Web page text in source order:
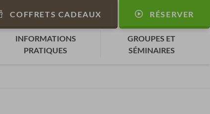
COFFRETS CADEAUX RÉSERVER
INFORMATIONS
PRATIQUES
GROUPES ET
SÉMINAIRES